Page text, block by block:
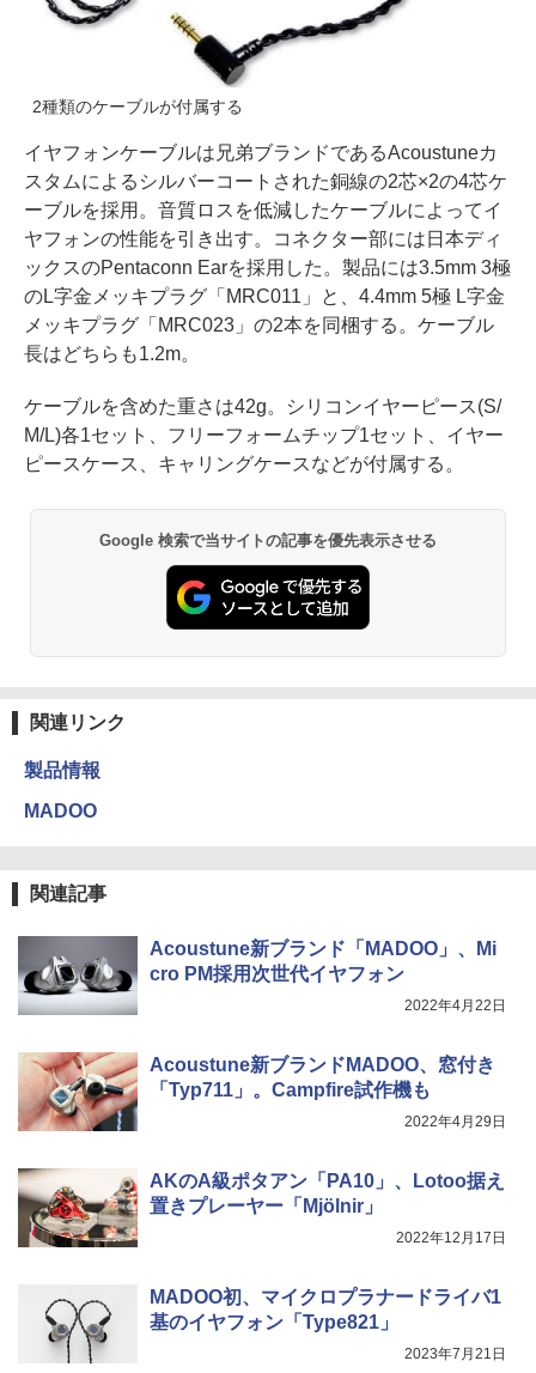
2種類のケーブルが付属する
イヤフォンケーブルは兄弟ブランドであるAcoustuneカ
スタムによるシルバーコートされた銅線の2芯×2の4芯ケ
ーブルを採用。音質ロスを低減したケーブルによってイ
ヤフォンの性能を引き出す。コネクター部には日本ディ
ックスのPentaconn Earを採用した。製品には3.5mm 3極
のL字金メッキプラグ「MRC011」と、4.4mm 5極 L字金
メッキプラグ「MRC023」の2本を同梱する。ケーブル
長はどちらも1.2m。
ケーブルを含めた重さは42g。シリコンイヤーピース(S/
M/L)各1セット、フリーフォームチップ1セット、イヤー
ピースケース、キャリングケースなどが付属する。
Google 検索で当サイトの記事を優先表示させる
関連リンク
製品情報
MADOO
関連記事
Acoustune新ブランド「MADOO」、Mi
cro PM採用次世代イヤフォン
2022年4月22日
Acoustune新ブランドMADOO、窓付き
「Typ711」。Campfire試作機も
2022年4月29日
AKのA級ポタアン「PA10」、Lotoo据え
置きプレーヤー「Mjölnir」
2022年12月17日
MADOO初、マイクロプラナードライバ1
基のイヤフォン「Type821」
2023年7月21日